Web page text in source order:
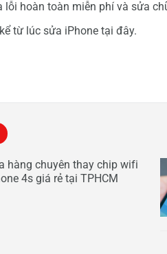
lỗi hoàn toàn miễn phí và sửa
từ lúc sửa iPhone tại đây.
hàng chuyên thay chip wifi
4s giá rẻ tại TPHCM